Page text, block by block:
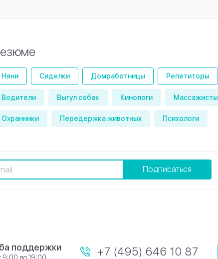
Няни Сиделки Домработницы Репетиторы
Водители Выгул собак Кинологи Массажисты
Охранники Передержка животных Психологи
Подписаться
поддержки +7 (495) 646 10 87